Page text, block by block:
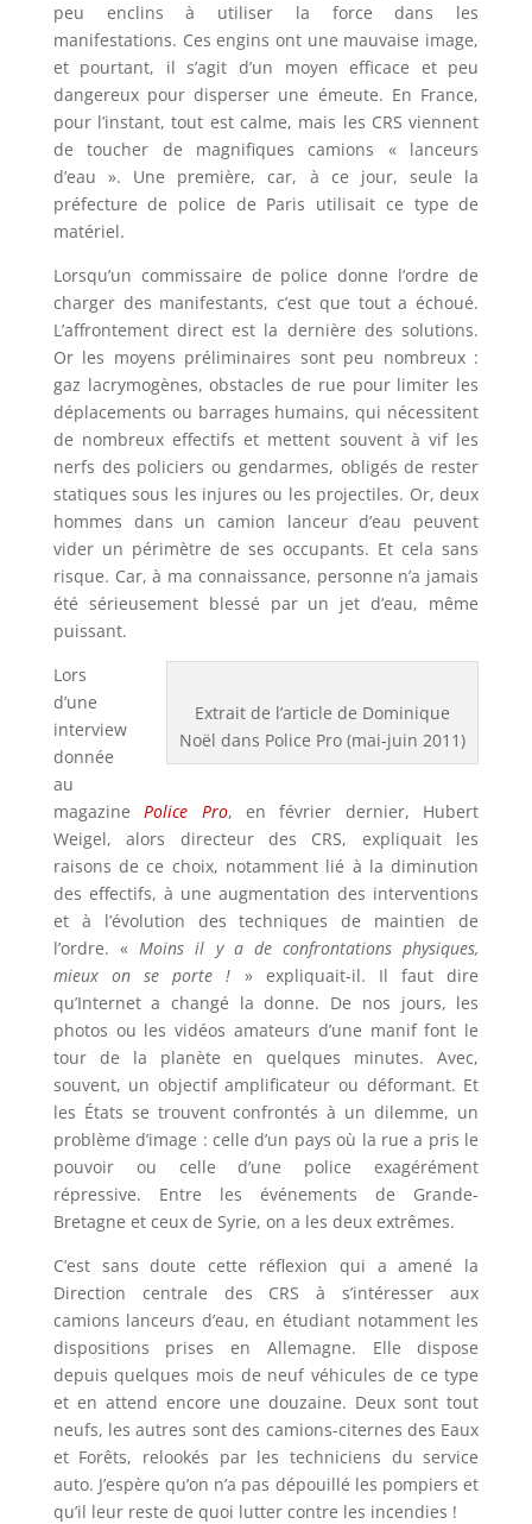
peu enclins à utiliser la force dans les
manifestations. Ces engins ont une mauvaise image,
et pourtant, il s’agit d’un moyen efficace et peu
dangereux pour disperser une émeute. En France,
pour l’instant, tout est calme, mais les CRS viennent
de toucher de magnifiques camions « lanceurs
d’eau ». Une première, car, à ce jour, seule la
préfecture de police de Paris utilisait ce type de
matériel.
Lorsqu’un commissaire de police donne l’ordre de
charger des manifestants, c’est que tout a échoué.
L’affrontement direct est la dernière des solutions.
Or les moyens préliminaires sont peu nombreux :
gaz lacrymogènes, obstacles de rue pour limiter les
déplacements ou barrages humains, qui nécessitent
de nombreux effectifs et mettent souvent à vif les
nerfs des policiers ou gendarmes, obligés de rester
statiques sous les injures ou les projectiles. Or, deux
hommes dans un camion lanceur d’eau peuvent
vider un périmètre de ses occupants. Et cela sans
risque. Car, à ma connaissance, personne n’a jamais
été sérieusement blessé par un jet d’eau, même
puissant.
Extrait de l’article de Dominique
Noël dans Police Pro (mai-juin 2011)
Lors
d’une
interview
donnée
au
magazinePolice Pro, en février dernier, Hubert
Weigel, alors directeur des CRS, expliquait les
raisons de ce choix, notamment lié à la diminution
des effectifs, à une augmentation des interventions
et à l’évolution des techniques de maintien de
l’ordre. «Moins il y a de confrontations physiques,
mieux on se porte ! » expliquait-il. Il faut dire
qu’Internet a changé la donne. De nos jours, les
photos ou les vidéos amateurs d’une manif font le
tour de la planète en quelques minutes. Avec,
souvent, un objectif amplificateur ou déformant. Et
les États se trouvent confrontés à un dilemme, un
problème d’image : celle d’un pays où la rue a pris le
pouvoir ou celle d’une police exagérément
répressive. Entre les événements de Grande-
Bretagne et ceux de Syrie, on a les deux extrêmes.
C’est sans doute cette réflexion qui a amené la
Direction centrale des CRS à s’intéresser aux
camions lanceurs d’eau, en étudiant notamment les
dispositions prises en Allemagne. Elle dispose
depuis quelques mois de neuf véhicules de ce type
et en attend encore une douzaine. Deux sont tout
neufs, les autres sont des camions-citernes des Eaux
et Forêts, relookés par les techniciens du service
auto. J’espère qu’on n’a pas dépouillé les pompiers et
qu’il leur reste de quoi lutter contre les incendies !